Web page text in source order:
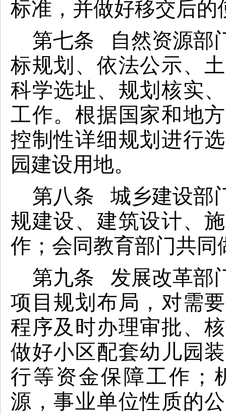
标准，并做好移交后的
第七条 自然资源部
标规划、依法公示、
科学选址、规划核实
工作。根据国家和地
控制性详细规划进行
园建设用地。
第八条 城乡建设部
规建设、建筑设计、
作；会同教育部门共
第九条 发展改革部
项目规划布局，对需
程序及时办理审批、
做好小区配套幼儿园
行等资金保障工作；
源，事业单位性质的